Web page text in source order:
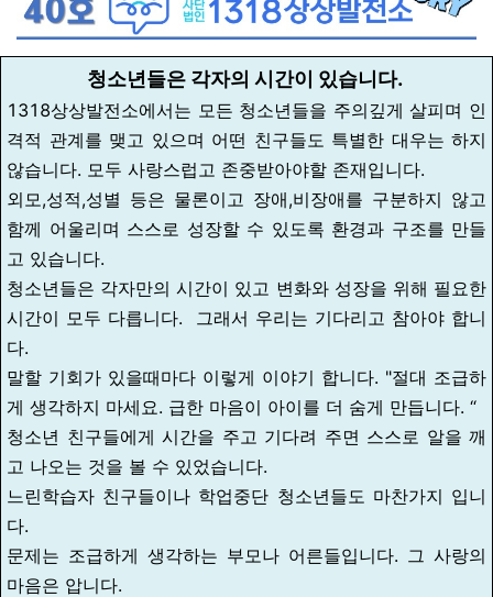
청소년들은 각자의 시간이 있습니다.
1318상상발전소에서는 모든 청소년들을 주의깊게 살피며 인
격적 관계를 맺고 있으며 어떤 친구들도 특별한 대우는 하지
않습니다. 모두 사랑스럽고 존중받아야할 존재입니다.
외모,성적,성별 등은 물론이고 장애,비장애를 구분하지 않고
함께 어울리며 스스로 성장할 수 있도록 환경과 구조를 만들
고 있습니다.
청소년들은 각자만의 시간이 있고 변화와 성장을 위해 필요한
시간이 모두 다릅니다. 그래서 우리는 기다리고 참아야 합니
다.
말할 기회가 있을때마다 이렇게 이야기 합니다. "절대 조급하
게 생각하지 마세요. 급한 마음이 아이를 더 숨게 만듭니다. “
청소년 친구들에게 시간을 주고 기다려 주면 스스로 알을 깨
고 나오는 것을 볼 수 있었습니다.
느린학습자 친구들이나 학업중단 청소년들도 마찬가지 입니
다.
문제는 조급하게 생각하는 부모나 어른들입니다. 그 사랑의
마음은 압니다.